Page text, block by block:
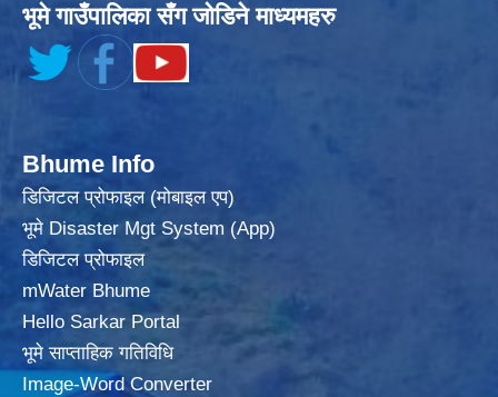
भूमे गाउँपालिका सँग जोडिने माध्यमहरु
Bhume Info
डिजिटल प्रोफाइल (मोबाइल एप)
भूमे Disaster Mgt System (App)
डिजिटल प्रोफाइल
mWater Bhume
Hello Sarkar Portal
भूमे साप्ताहिक गतिविधि
Image-Word Converter